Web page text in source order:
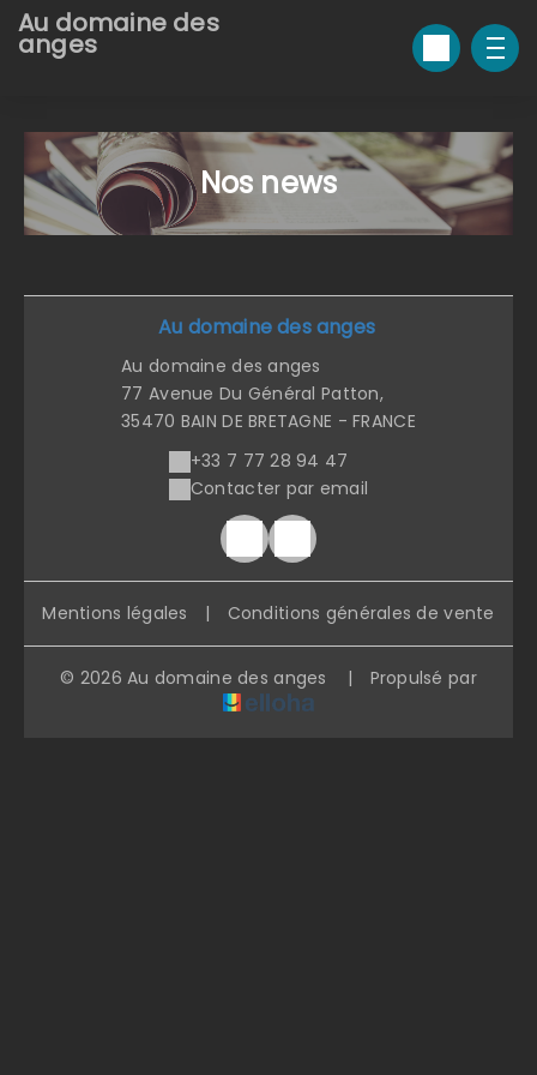
Au domaine des
anges
Nos news
Au domaine des anges
Au domaine des anges
77 Avenue Du Général Patton,
35470 BAIN DE BRETAGNE - FRANCE
+33 7 77 28 94 47
Contacter par email
Mentions légales | Conditions générales de vente
© 2026 Au domaine des anges | Propulsé par